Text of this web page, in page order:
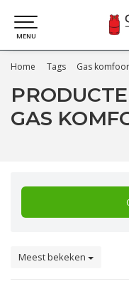
MENU
Home Tags Gas komfoor
GAS
Meest bekeken